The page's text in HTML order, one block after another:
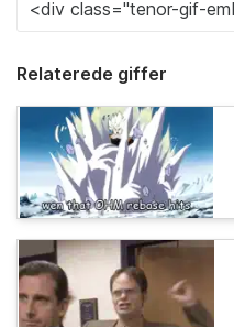
Relaterede giffer